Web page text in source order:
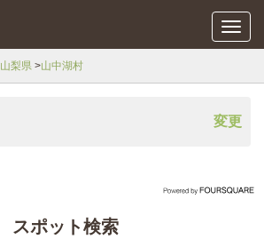
メ
ニ
山梨県 山中湖村
変更
スポット検索